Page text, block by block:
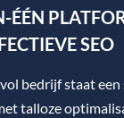
ÉÉN
SEO
bedrijf staat een
talloze